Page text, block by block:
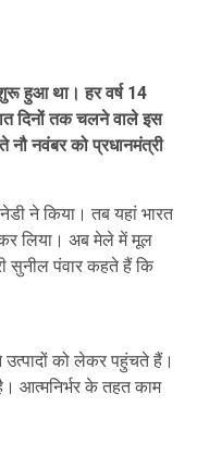
शुरू हुआ था। हर वर्ष 14
दिनों तक चलने वाले इस
नवंबर को प्रधानमंत्री
ने किया। तब यहां भारत
कर लिया। अब मेले में मूल
सुनील पंवार कहते हैं कि
को लेकर पहुंचते हैं।
आत्मनिर्भर के तहत काम